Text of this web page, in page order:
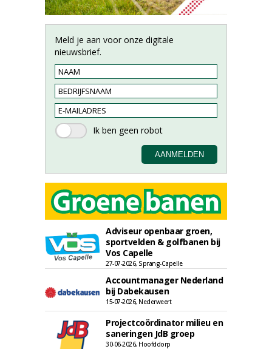
Meld je aan voor onze digitale
nieuwsbrief.
Adviseur openbaar groen,
sportvelden & golfbanen bij
Vos Capelle
27-07-2026, Sprang-Capelle
Accountmanager Nederland
bij Dabekausen
15-07-2026, Nederweert
Projectcoördinator milieu en
saneringen JdB groep
30-06-2026, Hoofddorp